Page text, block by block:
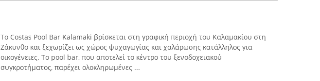
Το Costas Pool Bar Kalamaki βρίσκεται στη γραφική περιοχή του Καλαμακίου στη
Ζάκυνθο και ξεχωρίζει ως χώρος ψυχαγωγίας και χαλάρωσης κατάλληλος για
οικογένειες. Το pool bar, που αποτελεί το κέντρο του ξενοδοχειακού
συγκροτήματος, παρέχει ολοκληρωμένες ...